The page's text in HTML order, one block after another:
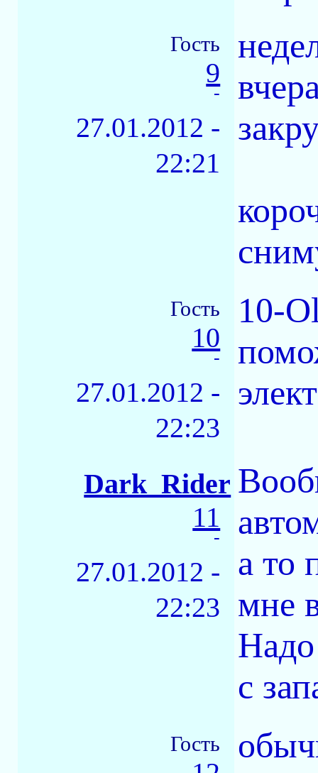
Гость
9
-
27.01.2012 -
22:21
Гость
10
-
27.01.2012 -
22:23
10-
Dark_Rider
11
-
27.01.2012 -
22:23
а то
мне
с
Гость